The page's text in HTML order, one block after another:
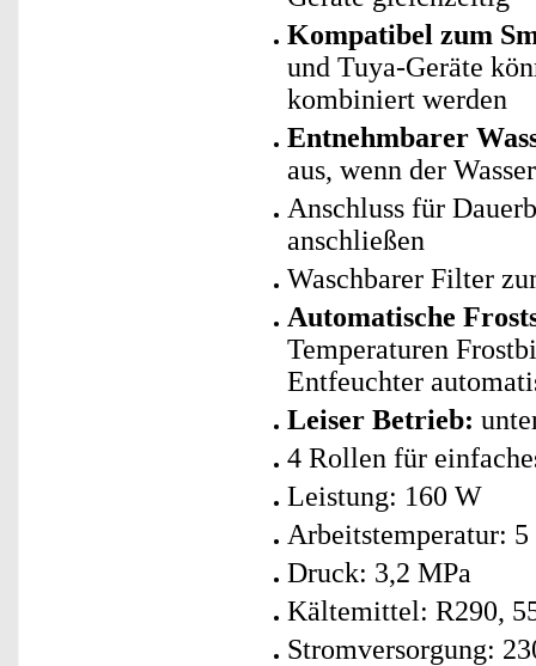
Kompatibel zum
und Tuya-Geräte
kombiniert werden
Entnehmbarer
aus, wenn der
Anschluss für
anschließen
Waschbarer Filter
Automatische
Temperaturen
Entfeuchter
Leiser Betrieb:
4 Rollen für
Leistung: 160 W
Arbeitstemperatur: 5
Druck: 3,2 MPa
Kältemittel: R290,
Stromversorgung: